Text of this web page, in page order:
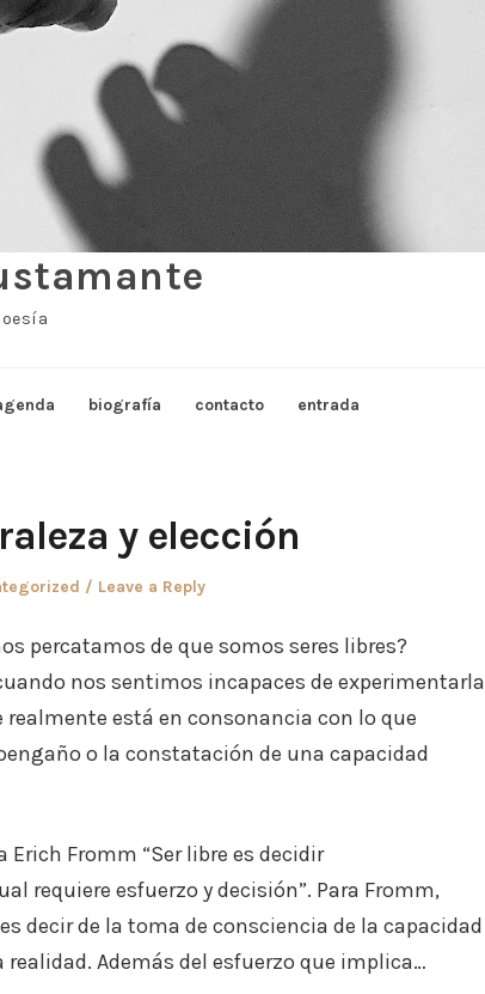
biografía contacto entrada
y elección
Leave a Reply
percatamos de que somos seres libres?
nos sentimos incapaces de experimentarla
está en consonancia con lo que
o la constatación de una capacidad
Fromm “Ser libre es decidir
requiere esfuerzo y decisión”. Para Fromm,
decir de la toma de consciencia de la capacidad
Además del esfuerzo que implica…